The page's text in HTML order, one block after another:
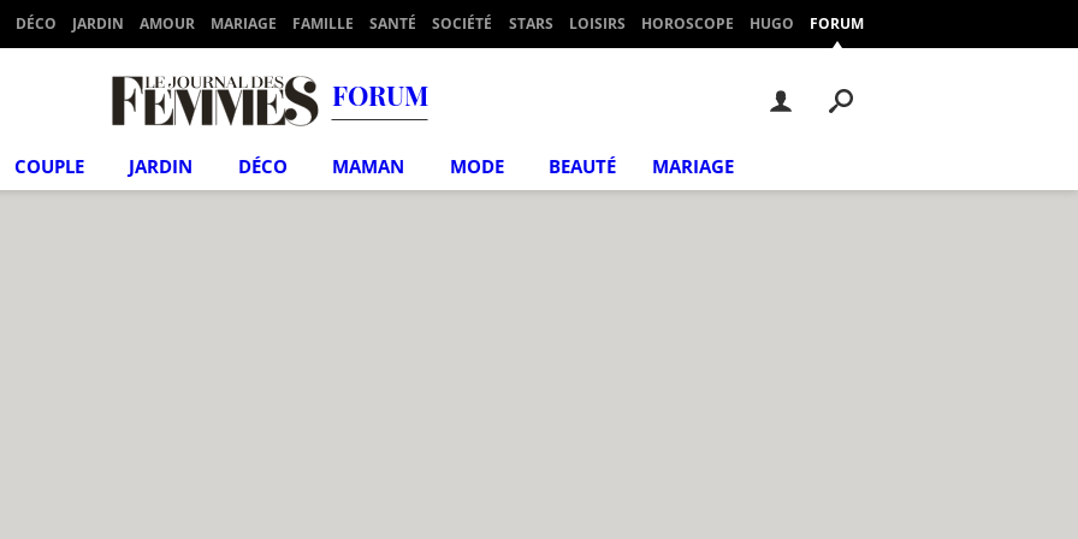
DÉCO JARDIN AMOUR MARIAGE FAMILLE SANTÉ SOCIÉTÉ STARS LOISIRS HOROSCOPE HUGO FORUM
FORUM
COUPLE JARDIN DÉCO MAMAN MODE BEAUTÉ MARIAGE